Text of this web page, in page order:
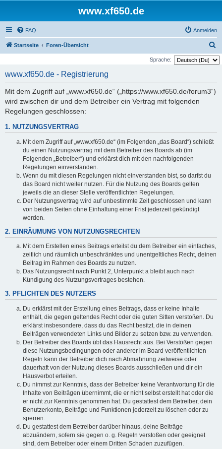
www.xf650.de
FAQ Anmelden
Startseite Foren-Übersicht
u
Sprache:
www.xf650.de - Registrierung
Mit dem Zugriff auf „www.xf650.de“ („https://www.xf650.de/forum3“)
wird zwischen dir und dem Betreiber ein Vertrag mit folgenden
Regelungen geschlossen:
1. NUTZUNGSVERTRAG
Mit dem Zugriff auf „www.xf650.de“ (im Folgenden „das Board“) schließt
du einen Nutzungsvertrag mit dem Betreiber des Boards ab (im
Folgenden „Betreiber“) und erklärst dich mit den nachfolgenden
Regelungen einverstanden.
Wenn du mit diesen Regelungen nicht einverstanden bist, so darfst du
das Board nicht weiter nutzen. Für die Nutzung des Boards gelten
jeweils die an dieser Stelle veröffentlichten Regelungen.
Der Nutzungsvertrag wird auf unbestimmte Zeit geschlossen und kann
von beiden Seiten ohne Einhaltung einer Frist jederzeit gekündigt
werden.
2. EINRÄUMUNG VON NUTZUNGSRECHTEN
Mit dem Erstellen eines Beitrags erteilst du dem Betreiber ein einfaches,
zeitlich und räumlich unbeschränktes und unentgeltliches Recht, deinen
Beitrag im Rahmen des Boards zu nutzen.
Das Nutzungsrecht nach Punkt 2, Unterpunkt a bleibt auch nach
Kündigung des Nutzungsvertrages bestehen.
3. PFLICHTEN DES NUTZERS
Du erklärst mit der Erstellung eines Beitrags, dass er keine Inhalte
enthält, die gegen geltendes Recht oder die guten Sitten verstoßen. Du
erklärst insbesondere, dass du das Recht besitzt, die in deinen
Beiträgen verwendeten Links und Bilder zu setzen bzw. zu verwenden.
Der Betreiber des Boards übt das Hausrecht aus. Bei Verstößen gegen
diese Nutzungsbedingungen oder anderer im Board veröffentlichten
Regeln kann der Betreiber dich nach Abmahnung zeitweise oder
dauerhaft von der Nutzung dieses Boards ausschließen und dir ein
Hausverbot erteilen.
Du nimmst zur Kenntnis, dass der Betreiber keine Verantwortung für die
Inhalte von Beiträgen übernimmt, die er nicht selbst erstellt hat oder die
er nicht zur Kenntnis genommen hat. Du gestattest dem Betreiber, dein
Benutzerkonto, Beiträge und Funktionen jederzeit zu löschen oder zu
sperren.
Du gestattest dem Betreiber darüber hinaus, deine Beiträge
abzuändern, sofern sie gegen o. g. Regeln verstoßen oder geeignet
sind, dem Betreiber oder einem Dritten Schaden zuzufügen.